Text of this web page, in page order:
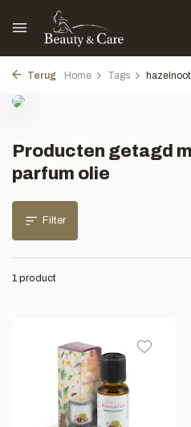
Terug Home Tags
Producten getagd
parfum olie
Filter
1 product